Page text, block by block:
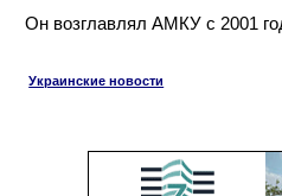
Он возглавлял АМКУ с 2001
Украинские новости